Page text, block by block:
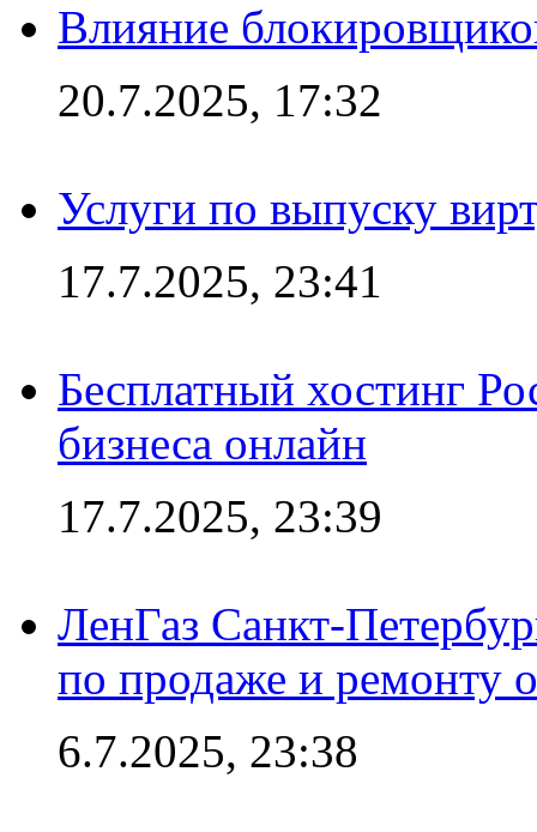
Влияние
20.7.2025, 17:32
Услуги по выпуску
17.7.2025, 23:41
Бесплатный хостинг
бизнеса онлайн
17.7.2025, 23:39
ЛенГаз Санкт-
по продаже и ремонту
6.7.2025, 23:38